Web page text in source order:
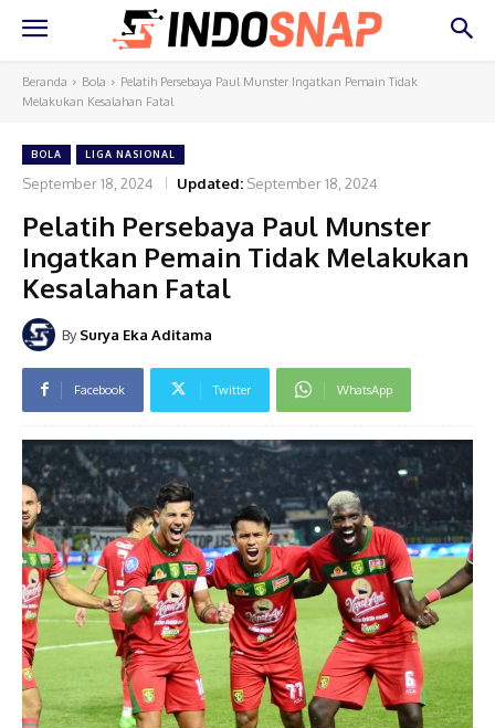
Beranda Bola
Pelatih Persebaya Paul Munster Ingatkan Pemain Tidak
Melakukan Kesalahan Fatal
BOLA LIGA NASIONAL
September 18, 2024 Updated: September 18, 2024
Pelatih Persebaya Paul Munster
Ingatkan Pemain Tidak Melakukan
Kesalahan Fatal
By Surya Eka Aditama
Facebook Twitter WhatsApp